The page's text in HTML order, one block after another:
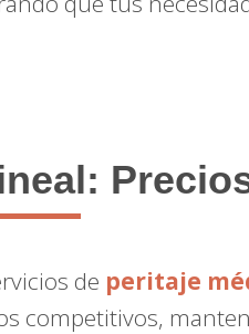
de peritaje
competitivos,